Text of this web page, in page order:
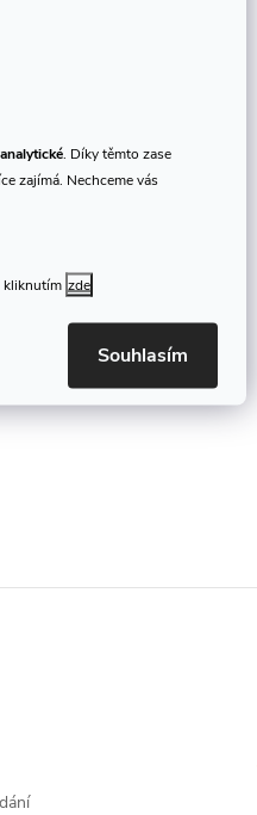
. Díky těmto zase
zajímá. Nechceme vás
kliknutím zde
Souhlasím